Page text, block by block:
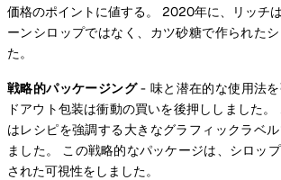
価格のポイントに値する。 2020年に、リッチ
ーンシロップではなく、カツ砂糖で作られた
た。
戦略的パッケージング- 味と潜在的な使用法
ドアウト包装は衝動の買いを後押ししました
はレシピを強調する大きなグラフィックラベ
ました。 この戦略的なパッケージは、シロッ
された可視性をしました。